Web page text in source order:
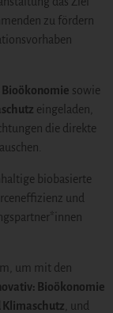
zu fördern
Bioökonomie sowie
eingeladen,
die direkte
biobasierte
und
um mit den
Bioökonomie
Klimaschutz , und